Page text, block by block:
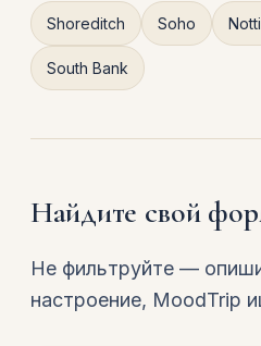
Shoreditch Soho
South Bank
Найдите свой
Не фильтруйте —
настроение, MoodTrip